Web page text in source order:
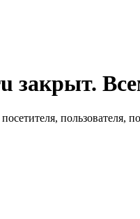
закрыт.
пользователя,